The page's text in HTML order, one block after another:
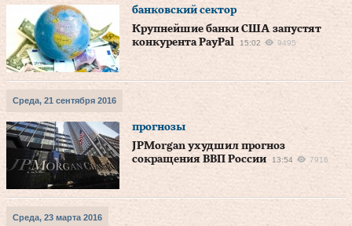
банковский сектор
Крупнейшие банки США запустят
конкурента PayPal
15:02 9495
Среда, 21 сентября 2016
прогнозы
JPMorgan ухудшил прогноз
сокращения ВВП России
13:54 7916
Среда, 23 марта 2016